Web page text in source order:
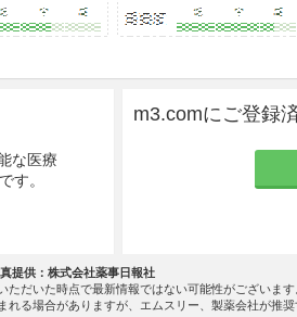
な医療
す。
m3.comにご登録
提供：株式会社薬事日報社
だいた時点で最新情報ではない可能性がございま
る場合がありますが、エムスリー、製薬会社が推奨